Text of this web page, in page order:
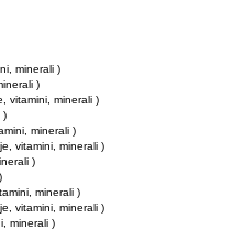
minerali )
)
vitamini, minerali )
)
minerali )
vitamini, minerali )
)
minerali )
vitamini, minerali )
minerali )